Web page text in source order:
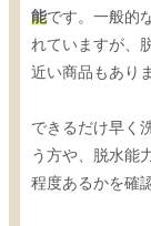
能です。一般的
れていますが、
近い商品もあり
できるだけ早く
う方や、脱水能
程度あるかを確